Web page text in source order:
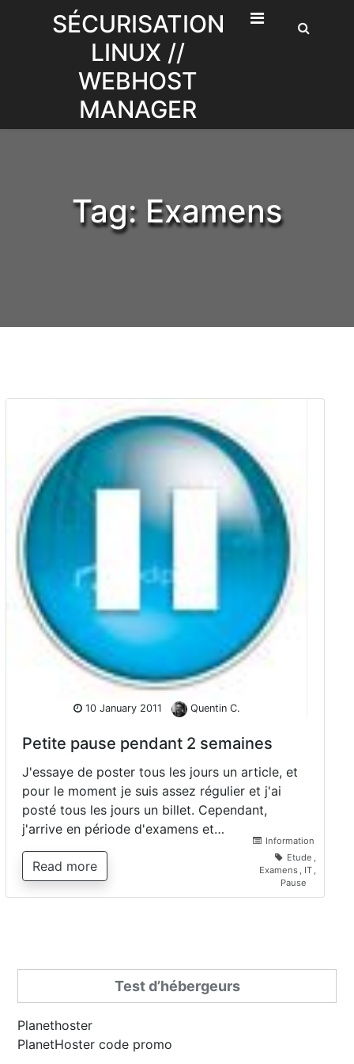
SÉCURISATION
LINUX //
WEBHOST
MANAGER
Tag: Examens
10 January 2011 Quentin C.
Petite pause pendant 2 semaines
J'essaye de poster tous les jours un article, et
pour le moment je suis assez régulier et j'ai
posté tous les jours un billet. Cependant,
j'arrive en période d'examens et…
Read more
Information
Etude
Examens
IT
Pause
Test d’hébergeurs
Planethoster
PlanetHoster code promo